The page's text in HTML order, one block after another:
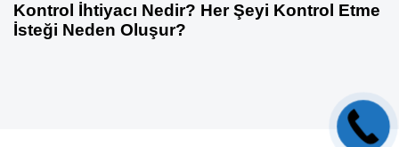
Kontrol İhtiyacı Nedir? Her Şeyi Kontrol Etme
İsteği Neden Oluşur?